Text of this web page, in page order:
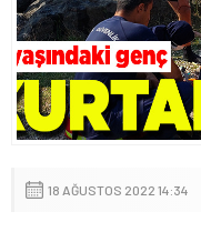
18 AĞUSTOS 2022 14:34